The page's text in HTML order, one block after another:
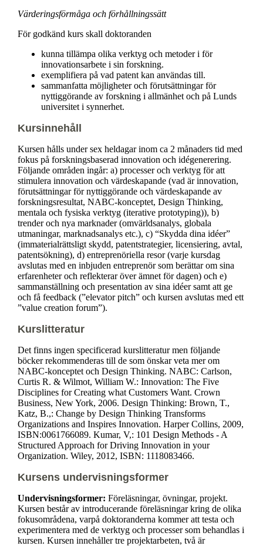
Värderingsförmåga och förhållningssätt
För godkänd kurs skall doktoranden
kunna tillämpa olika verktyg och metoder i för
innovationsarbete i sin forskning.
exemplifiera på vad patent kan användas till.
sammanfatta möjligheter och förutsättningar för
nyttiggörande av forskning i allmänhet och på Lunds
universitet i synnerhet.
Kursinnehåll
Kursen hålls under sex heldagar inom ca 2 månaders tid med
fokus på forskningsbaserad innovation och idégenerering.
Följande områden ingår: a) processer och verktyg för att
stimulera innovation och värdeskapande (vad är innovation,
förutsättningar för nyttiggörande och värdeskapande av
forskningsresultat, NABC-konceptet, Design Thinking,
mentala och fysiska verktyg (iterative prototyping)), b)
trender och nya marknader (omvärldsanalys, globala
utmaningar, marknadsanalys etc.), c) “Skydda dina idéer”
(immaterialrättsligt skydd, patentstrategier, licensiering, avtal,
patentsökning), d) entreprenöriella resor (varje kursdag
avslutas med en inbjuden entreprenör som berättar om sina
erfarenheter och reflekterar över ämnet för dagen) och e)
sammanställning och presentation av sina idéer samt att ge
och få feedback (”elevator pitch” och kursen avslutas med ett
”value creation forum”).
Kurslitteratur
Det finns ingen specificerad kurslitteratur men följande
böcker rekommenderas till de som önskar veta mer om
NABC-konceptet och Design Thinking. NABC: Carlson,
Curtis R. & Wilmot, William W.: Innovation: The Five
Disciplines for Creating what Customers Want. Crown
Business, New York, 2006. Design Thinking: Brown, T.,
Katz, B.,: Change by Design Thinking Transforms
Organizations and Inspires Innovation. Harper Collins, 2009,
ISBN:0061766089. Kumar, V,: 101 Design Methods - A
Structured Approach for Driving Innovation in your
Organization. Wiley, 2012, ISBN: 1118083466.
Kursens undervisningsformer
Undervisningsformer: Föreläsningar, övningar, projekt.
Kursen består av introducerande föreläsningar kring de olika
fokusområdena, varpå doktoranderna kommer att testa och
experimentera med de verktyg och processer som behandlas i
kursen. Kursen innehåller tre projektarbeten, två är